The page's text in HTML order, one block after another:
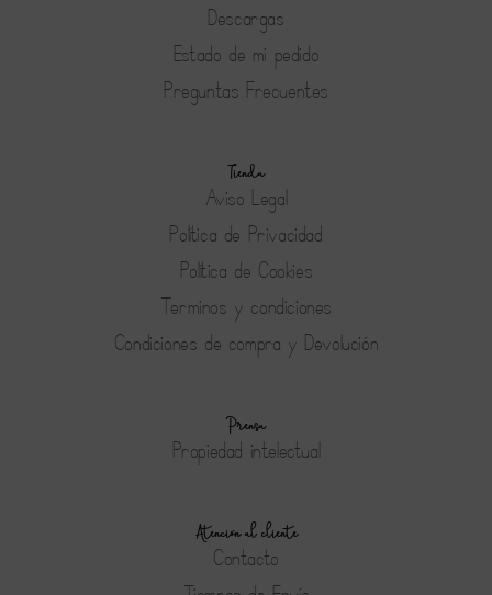
Descargas
Estado de mi pedido
Preguntas Frecuentes
Tienda
Aviso Legal
Política de Privacidad
Política de Cookies
Terminos y condiciones
Condiciones de compra y Devolución
Prensa
Propiedad intelectual
Atención al cliente
Contacto